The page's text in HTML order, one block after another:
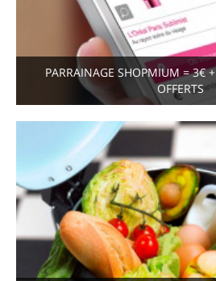
PARRAINAGE SHOPMIUM = 3€
OFFERTS